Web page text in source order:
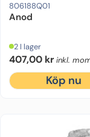
806188Q01
Anod
2 I lager
407,00 kr inkl.
Köp nu